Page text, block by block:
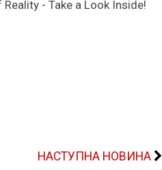
НАСТУПНА НОВИНА